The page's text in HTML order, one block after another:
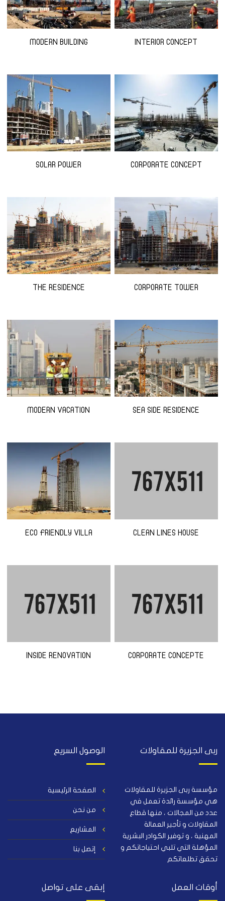
MODERN BUILDING INTERIOR CONCEPT
SOLAR POWER CORPORATE CONCEPT
THE RESIDENCE CORPORATE TOWER
MODERN VACATION SEA SIDE RESIDENCE
ECO FRIENDLY VILLA CLEAN LINES HOUSE
INSIDE RENOVATION CORPORATE CONCEPTE
ربى الجزيرة للمقاولات
مؤسسة ربى الجزيرة للمقاولات
هي مؤسسة رائدة تعمل في
عدد من المجالات ، منها قطاع
المقاولات و تأجير العمالة
المهنية ، و توفير الكوادر البشرية
المؤهلة التي تلبي احتياجاتكم و
تحقق تطلعاتكم
الوصول السريع
الصفحة الرئيسية
من نحن
المشاريع
إتصل بنا
أوقات العمل إبقى على تواصل